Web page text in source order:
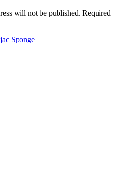
will not be published. Required